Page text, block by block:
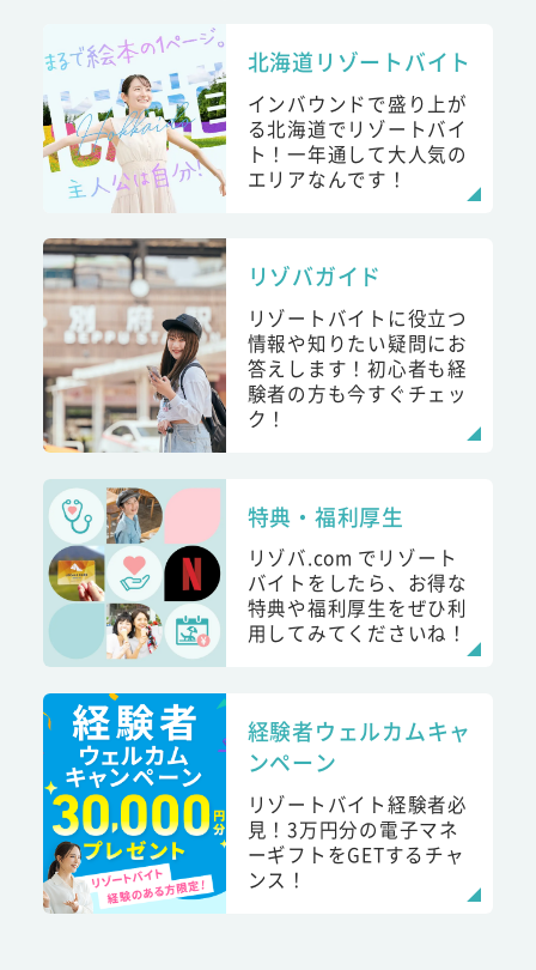
北海道リゾートバイト
インバウンドで盛り上が
る北海道でリゾートバイ
ト！一年通して大人気の
エリアなんです！
リゾバガイド
リゾートバイトに役立つ
情報や知りたい疑問にお
答えします！初心者も経
験者の方も今すぐチェッ
ク！
特典・福利厚生
リゾバ.com でリゾート
バイトをしたら、お得な
特典や福利厚生をぜひ利
用してみてくださいね！
経験者ウェルカムキャ
ンペーン
リゾートバイト経験者必
見！3万円分の電子マネ
ーギフトをGETするチャ
ンス！